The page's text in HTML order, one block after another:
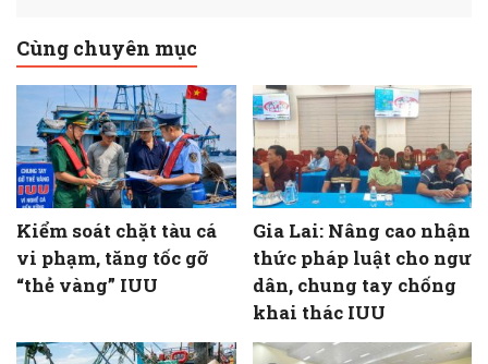
Cùng chuyên mục
Kiểm soát chặt tàu cá
vi phạm, tăng tốc gỡ
“thẻ vàng” IUU
Gia Lai: Nâng cao nhận
thức pháp luật cho ngư
dân, chung tay chống
khai thác IUU